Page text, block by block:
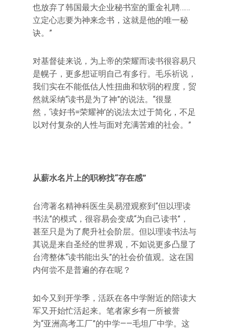
也放弃了韩国最大企业秘书室的重金礼聘……
立定心志要为神来念书，这就是他的唯一秘
诀。”
对基督徒来说，为上帝的荣耀而读书很容易只
是幌子，更多想证明自己有多行。毛乐祈说，
我们实在不能低估人性扭曲和软弱的程度，贸
然就采纳“读书是为了神”的说法。“很显
然，‘读好书=荣耀神’的说法太过于简化，不足
以对付复杂的人性与面对充满苦难的社会。”
从薪水名片上的职称找“存在感”
台湾著名精神科医生吴易澄观察到“但以理读
书法”的模式，很容易会变成“为自己读书”，
甚至只是为了爬升社会阶层。但以理读书法与
其说是来自圣经的世界观，不如说更多凸显了
台湾整体“读书能出头”的社会价值观。这在国
内何尝不是普遍的存在呢？
如今又到开学季，活跃在各中学附近的陪读大
军又开始忙活起来。笔者家乡有一所被誉
为“亚洲高考工厂”的中学——毛坦厂中学。这